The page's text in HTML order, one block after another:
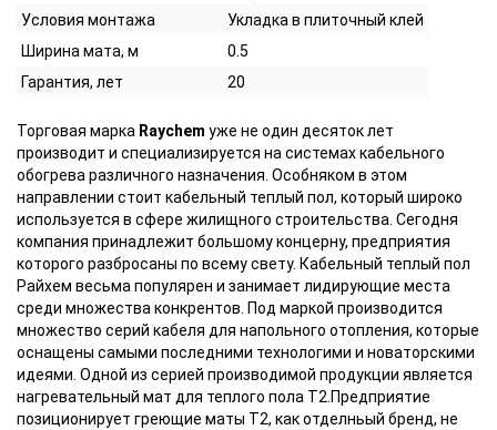
Условия монтажа
Укладка в плиточный клей
Ширина мата, м
0.5
Гарантия, лет
20
Торговая марка Raychem уже не один десяток лет
производит и специализируется на системах кабельного
обогрева различного назначения. Особняком в этом
направлении стоит кабельный теплый пол, который широко
используется в сфере жилищного строительства. Сегодня
компания принадлежит большому концерну, предприятия
которого разбросаны по всему свету. Кабельный теплый пол
Райхем весьма популярен и занимает лидирующие места
среди множества конкрентов. Под маркой производится
множество серий кабеля для напольного отопления, которые
оснащены самыми последними технологими и новаторскими
идеями. Одной из серией производимой продукции является
нагревательный мат для теплого пола T2.Предприятие
позиционирует греющие маты T2, как отделньый бренд, не